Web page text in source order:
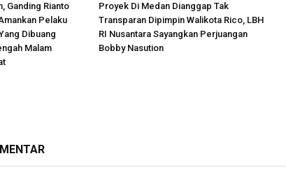
Ganding Rianto
Pelaku
Dibuang
Malam
Proyek Di Medan Dianggap Tak
Transparan Dipimpin Walikota Rico, LBH
RI Nusantara Sayangkan Perjuangan
Bobby Nasution